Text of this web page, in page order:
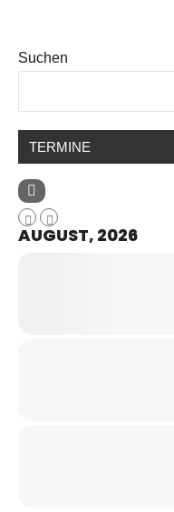
Suchen
TERMINE
AUGUST, 2026